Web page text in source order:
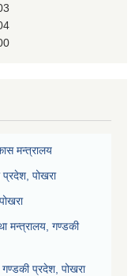
मन्त्रालय
प्रदेश, पोखरा
मन्त्रालय, गण्डकी
प्रदेश, पोखरा